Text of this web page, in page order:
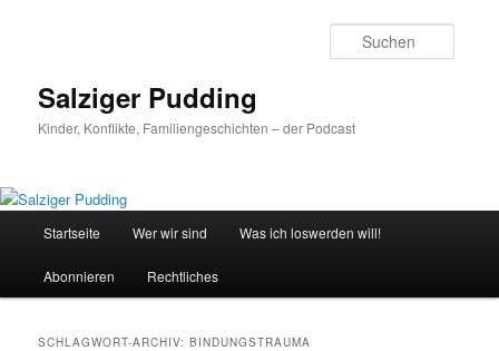
Salziger Pudding
Kinder, Konflikte, Familiengeschichten – der Podcast
Startseite Wer wir sind Was ich loswerden will!
Abonnieren Rechtliches
SCHLAGWORT-ARCHIV:BINDUNGSTRAUMA